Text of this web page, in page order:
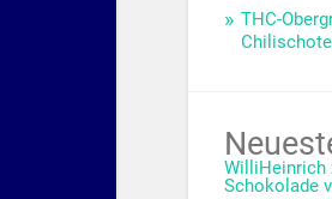
THC-
WilliHeinrich
Schokolade